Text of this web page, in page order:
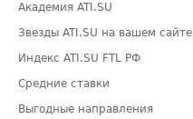
Академия ATI.SU
Звезды ATI.SU на вашем сайте
Индекс ATI.SU FTL РФ
Средние ставки
Выгодные направления